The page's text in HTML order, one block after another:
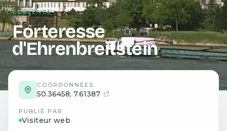
COBLENCE
Forteresse
d'Ehrenbreitstein
COORDONNÉES
50.36458, 7.61387
PUBLIÉ PAR
Visiteur web